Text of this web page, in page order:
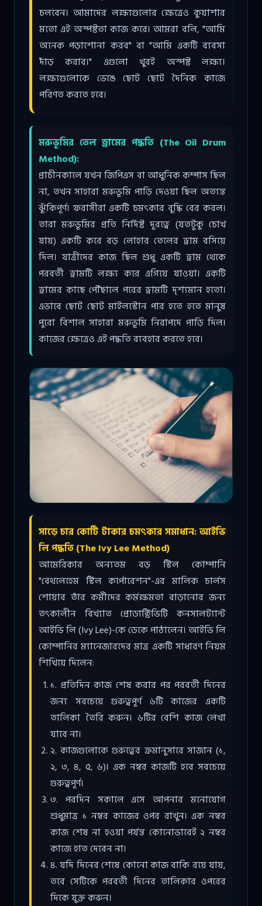
চলবেন। আমাদের লক্ষ্যগুলোর ক্ষেত্রেও কুয়াশার
মতো এই অস্পষ্টতা কাজ করে। আমরা বলি, "আমি
অনেক পড়াশোনা করব" বা "আমি একটি ব্যবসা
দাঁড় করাব।" এগুলো খুবই অস্পষ্ট লক্ষ্য।
লক্ষ্যগুলোকে ভেঙে ছোট ছোট দৈনিক কাজে
পরিণত করতে হবে।
মরুভূমির তেল ড্রামের পদ্ধতি (The Oil Drum
Method):
প্রাচীনকালে যখন জিপিএস বা আধুনিক কম্পাস ছিল
না, তখন সাহারা মরুভূমি পাড়ি দেওয়া ছিল অত্যন্ত
ঝুঁকিপূর্ণ। ফরাসীরা একটি চমৎকার বুদ্ধি বের করল।
তারা মরুভূমির প্রতি নির্দিষ্ট দূরত্বে (যতটুকু চোখ
যায়) একটি করে বড় লোহার তেলের ড্রাম বসিয়ে
দিল। যাত্রীদের কাজ ছিল শুধু একটি ড্রাম থেকে
পরবর্তী ড্রামটি লক্ষ্য করে এগিয়ে যাওয়া। একটি
ড্রামের কাছে পৌঁছালে পরের ড্রামটি দৃশ্যমান হতো।
এভাবে ছোট ছোট মাইলস্টোন পার হতে হতে মানুষ
পুরো বিশাল সাহারা মরুভূমি নিরাপদে পাড়ি দিল।
কাজের ক্ষেত্রেও এই পদ্ধতি ব্যবহার করতে হবে।
সাড়ে চার কোটি টাকার চমৎকার সমাধান: আইভি
লি পদ্ধতি (The Ivy Lee Method)
আমেরিকার অন্যতম বড় স্টিল কোম্পানি
"বেথলেহেম স্টিল কর্পোরেশন"-এর মালিক চার্লস
শোয়াব তাঁর কর্মীদের কর্মক্ষমতা বাড়ানোর জন্য
তৎকালীন বিখ্যাত প্রোডাক্টিভিটি কনসালট্যান্ট
আইভি লি (Ivy Lee)-কে ডেকে পাঠালেন। আইভি লি
কোম্পানির ম্যানেজারদের মাত্র একটি সাধারণ নিয়ম
শিখিয়ে দিলেন:
১. প্রতিদিন কাজ শেষ করার পর পরবর্তী দিনের
জন্য সবচেয়ে গুরুত্বপূর্ণ ৬টি কাজের একটি
তালিকা তৈরি করুন। ৬টির বেশি কাজ লেখা
যাবে না।
২. কাজগুলোকে গুরুত্বের ক্রমানুসারে সাজান (১,
২, ৩, ৪, ৫, ৬)। এক নম্বর কাজটি হবে সবচেয়ে
গুরুত্বপূর্ণ।
৩. পরদিন সকালে এসে আপনার মনোযোগ
শুধুমাত্র ১ নম্বর কাজের ওপর রাখুন। এক নম্বর
কাজ শেষ না হওয়া পর্যন্ত কোনোভাবেই ২ নম্বর
কাজে হাত দেবেন না।
৪. যদি দিনের শেষে কোনো কাজ বাকি রয়ে যায়,
তবে সেটিকে পরবর্তী দিনের তালিকার ওপরের
দিকে যুক্ত করুন।